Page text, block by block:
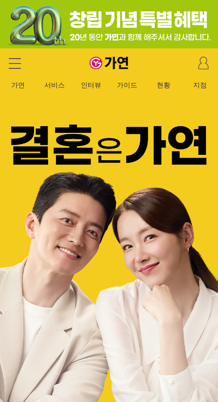
가연 결혼정보회사
마
이
이
가연 서비스 인터뷰 가이드 현황 지점